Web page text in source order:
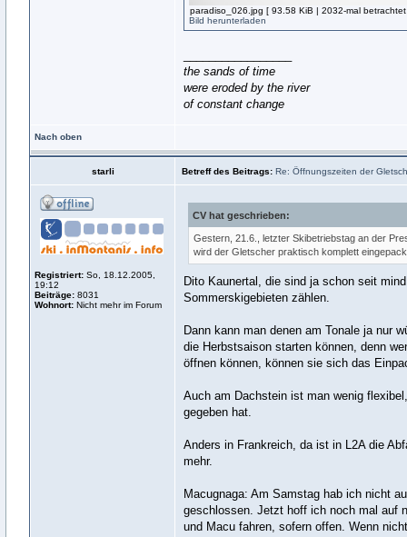
paradiso_026.jpg [ 93.58 KiB | 2032-mal
Bild herunterladen
the sands of time
were eroded by the river
of constant change
Nach oben
starli Betreff des Beitrags: Re: Öffnungszeiten der
Registriert: So, 18.12.2005,
19:12
Beiträge: 8031
Wohnort: Nicht mehr im Forum
CV hat geschrieben:
Gestern, 21.6., letzter Skibetriebstag an der
wird der Gletscher praktisch komplett
Dito Kaunertal, die sind ja schon seit
Sommerskigebieten zählen.
Dann kann man denen am Tonale ja nur
die Herbstsaison starten können, denn
öffnen können, können sie sich das
Auch am Dachstein ist man wenig
gegeben hat.
Anders in Frankreich, da ist in L2A die
mehr.
Macugnaga: Am Samstag hab ich nicht
geschlossen. Jetzt hoff ich noch mal auf
und Macu fahren, sofern offen. Wenn